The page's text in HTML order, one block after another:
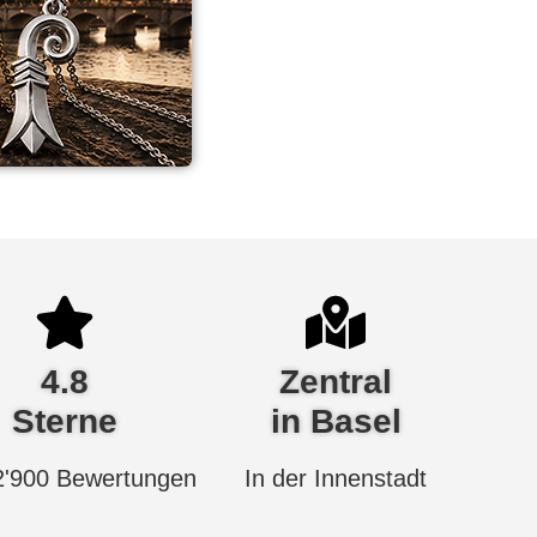
4.8
Sterne
Bewertungen
Zentral
in Basel
In der Innenstadt